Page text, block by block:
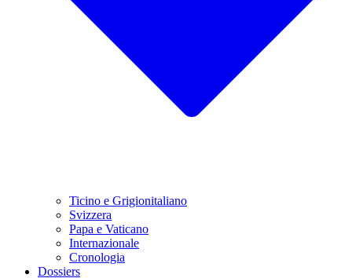
Ticino e Grigionitaliano
Svizzera
Papa e Vaticano
Internazionale
Cronologia
Dossiers